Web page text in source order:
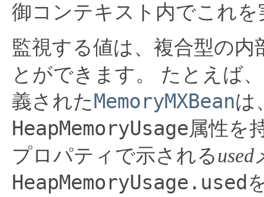
御コンテキスト内でこれ
監視する値は、複合型の
とができます。
たとえば、
義されたMemoryMXBeanは
HeapMemoryUsage属性を
プロパティで示されるused
HeapMemoryUsage.used